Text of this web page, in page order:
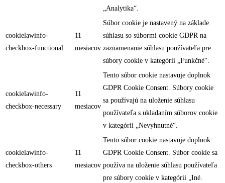
„Analytika“.
cookielawinfo-
checkbox-functional
11
mesiacov
Súbor cookie je nastavený na základe
súhlasu so súbormi cookie GDPR na
zaznamenanie súhlasu používateľa pre
súbory cookie v kategórii „Funkčné“.
cookielawinfo-
checkbox-necessary
11
mesiacov
Tento súbor cookie nastavuje doplnok
GDPR Cookie Consent. Súbory cookie
sa používajú na uloženie súhlasu
používateľa s ukladaním súborov cookie
v kategórii „Nevyhnutné“.
cookielawinfo-
checkbox-others
11
mesiacov
Tento súbor cookie nastavuje doplnok
GDPR Cookie Consent. Súbor cookie sa
používa na uloženie súhlasu používateľa
pre súbory cookie v kategórii „Iné.